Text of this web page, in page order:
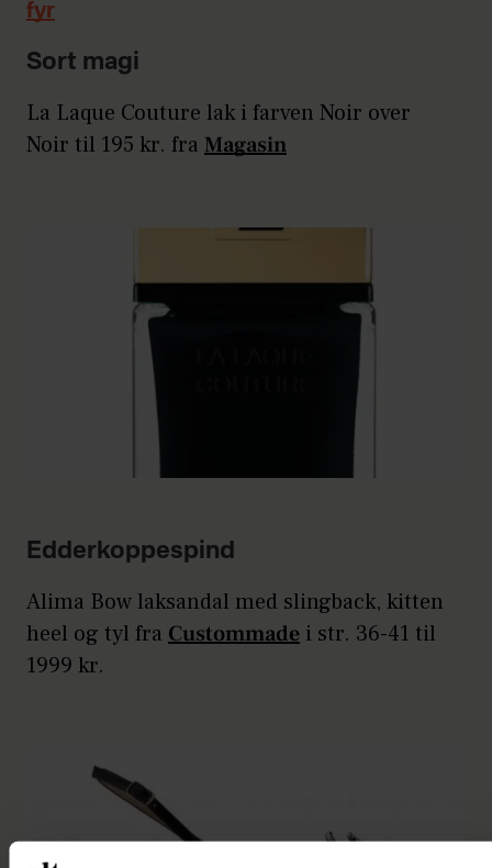
fyr
Sort magi
La Laque Couture lak i farven Noir over
Noir til 195 kr. fra Magasin
Edderkoppespind
Alima Bow laksandal med slingback, kitten
heel og tyl fra Custommade i str. 36-41 til
1999 kr.